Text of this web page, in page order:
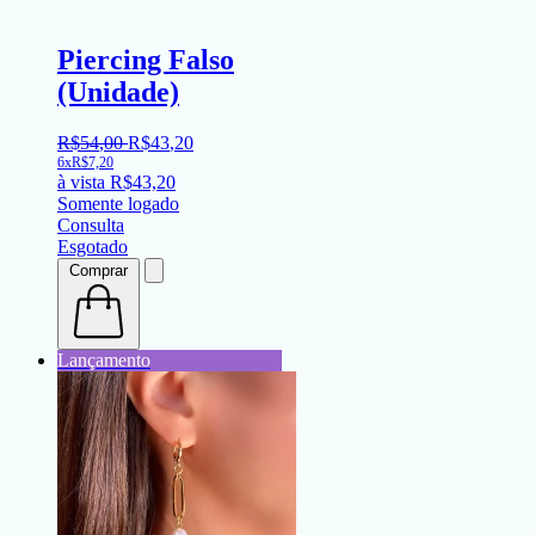
Piercing Falso
(Unidade)
R$54,00 R$43,20
6xR$7,20
à vista R$43,20
Somente logado
Consulta
Esgotado
Comprar